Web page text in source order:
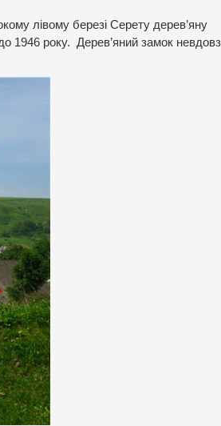
лівому березі Серету дерев’яну
1946 року. Дерев’яний замок